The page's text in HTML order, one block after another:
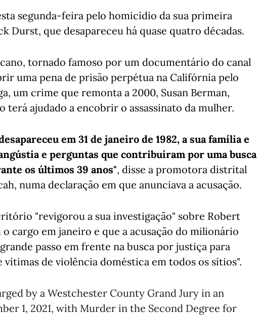
segunda-feira pelo homicídio da sua primeira
Durst, que desapareceu há quase quatro décadas.
tornado famoso por um documentário do canal
uma pena de prisão perpétua na Califórnia pelo
um crime que remonta a 2000, Susan Berman,
terá ajudado a encobrir o assassinato da mulher.
em 31 de janeiro de 1982, a sua família e
e perguntas que contribuíram por uma busca
os últimos 39 anos", disse a promotora distrital
numa declaração em que anunciava a acusação.
"revigorou a sua investigação" sobre Robert
cargo em janeiro e que a acusação do milionário
passo em frente na busca por justiça para
vítimas de violência doméstica em todos os sítios".
by a Westchester County Grand Jury in an
1, 2021, with Murder in the Second Degree for